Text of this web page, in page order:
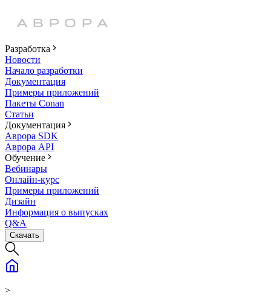
Разработка
Новости
Начало разработки
Документация
Примеры приложений
Пакеты Conan
Статьи
Документация
Аврора SDK
Аврора API
Обучение
Вебинары
Онлайн-курс
Примеры приложений
Дизайн
Информация о выпусках
Q&A
Скачать
>